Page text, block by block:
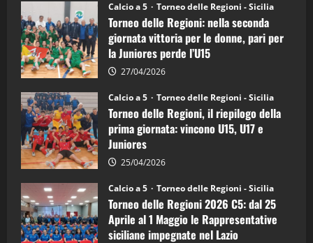
15/04/2026
5
"SportEmpire" in Podcast
“SportEmpire” in Podcast: 26^ Puntata
(Martedi 07 Aprile 2026)
08/04/2026
Torneo
delle
Regioni
di
calcio
a
5:
la
Juniores
è
vicecampione
d’Italia
Calcio a 5 Torneo delle Regioni - Sicilia
Torneo delle Regioni: nella seconda
giornata vittoria per le donne, pari per
la Juniores perde l’U15
27/04/2026
Calcio a 5 Torneo delle Regioni - Sicilia
Torneo delle Regioni, il riepilogo della
prima giornata: vincono U15, U17 e
Juniores
25/04/2026
Calcio a 5 Torneo delle Regioni - Sicilia
Torneo delle Regioni 2026 C5: dal 25
Aprile al 1 Maggio le Rappresentative
siciliane impegnate nel Lazio